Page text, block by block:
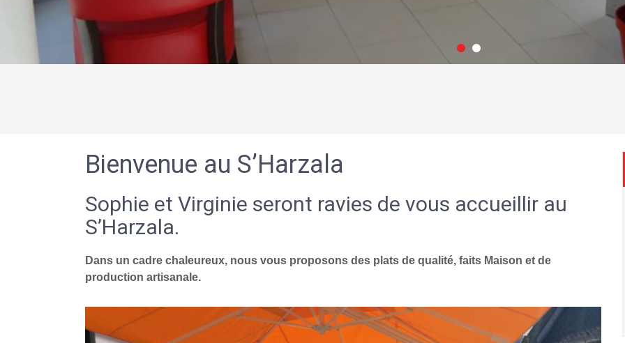
Bienvenue au S’Harzala
Sophie et Virginie seront ravies de vous accueillir au
S’Harzala.
Dans un cadre chaleureux, nous vous proposons des plats de qualité, faits Maison et de
production artisanale.